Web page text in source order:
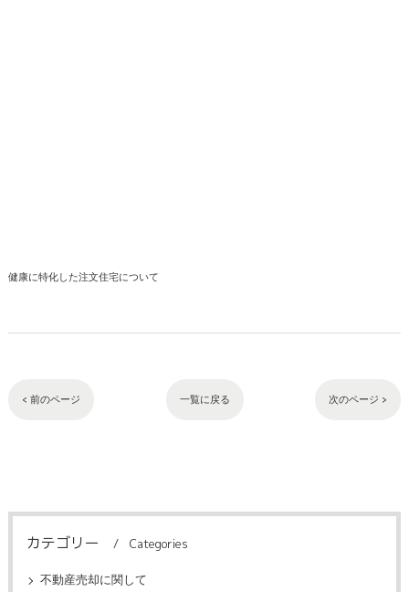
健康に特化した注文住宅について
< 前のページ 一覧に戻る 次のページ >
カテゴリー Categories
不動産売却に関して